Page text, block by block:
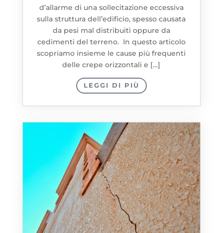
d’allarme di una sollecitazione eccessiva
sulla struttura dell’edificio, spesso causata
da pesi mal distribuiti oppure da
cedimenti del terreno. In questo articolo
scopriamo insieme le cause più frequenti
delle crepe orizzontali e […]
LEGGI DI PIÙ